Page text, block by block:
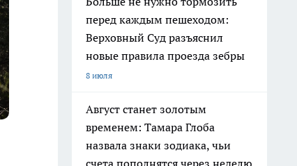
перед каждым пешеходом:
Верховный Суд разъяснил
новые правила проезда зебры
8 июля
Август станет золотым
временем: Тамара Глоба
назвала знаки зодиака, чьи
счета пополнятся через неделю